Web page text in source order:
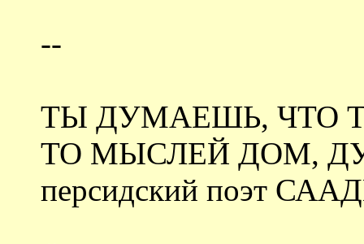
--
ТЫ ДУМАЕШЬ, ЧТО
ТО МЫСЛЕЙ ДОМ,
персидский поэт